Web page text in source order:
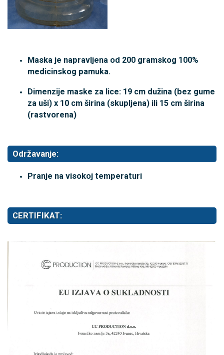
Maska je napravljena od 200 gramskog 100%
medicinskog pamuka.
Dimenzije maske za lice: 19 cm dužina (bez gume
za uši) x 10 cm širina (skupljena) ili 15 cm širina
(rastvorena)
Održavanje:
Pranje na visokoj temperaturi
CERTIFIKAT: